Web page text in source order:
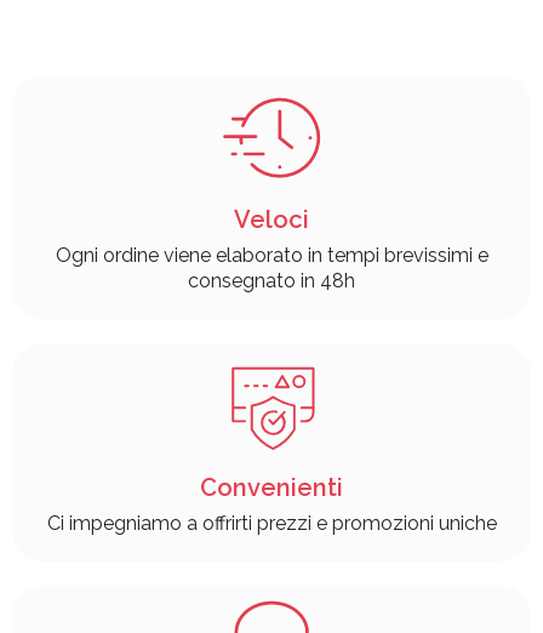
Veloci
Ogni ordine viene elaborato in tempi brevissimi e
consegnato in 48h
Convenienti
Ci impegniamo a offrirti prezzi e promozioni uniche